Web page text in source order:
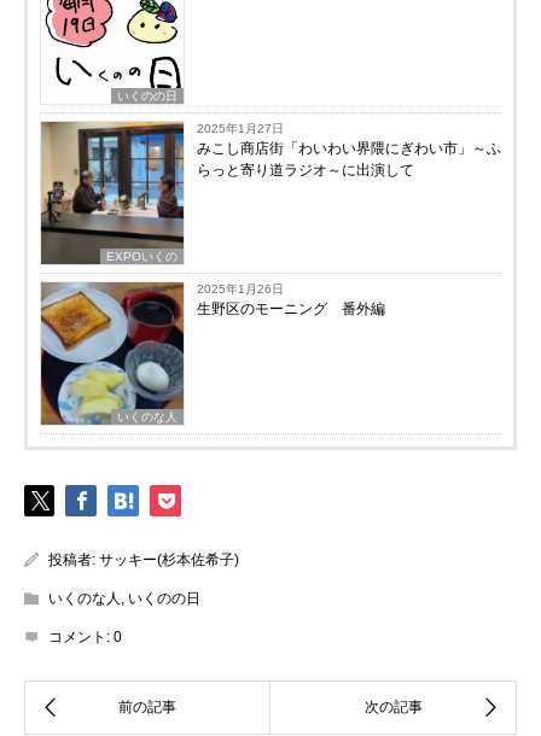
いくのの日
EXPOいくの
2025年1月27日
みこし商店街「わいわい界隈にぎわい市」～ふ
らっと寄り道ラジオ～に出演して
いくのな人
2025年1月26日
生野区のモーニング 番外編
投稿者: サッキー(杉本佐希子)
いくのな人 , いくのの日
コメント: 0